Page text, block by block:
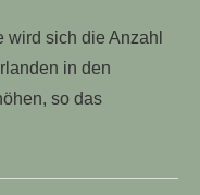
wird sich die Anzahl
in den
so das